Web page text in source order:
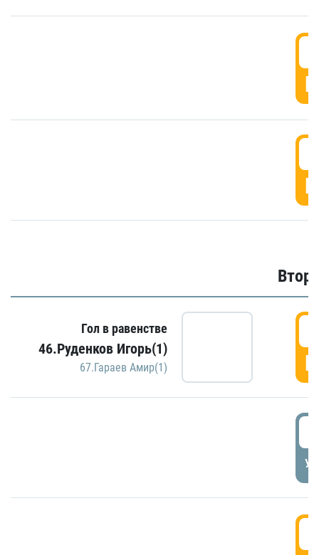
Гол в равенстве
46.Руденков Игорь(1)
67.Гараев Амир(1)